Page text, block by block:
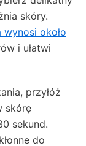
skóry.
około
i ułatwi
przyłóż
skórę
sekund.
do